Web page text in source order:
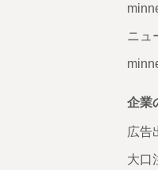
ニュ
企業
広告
大口